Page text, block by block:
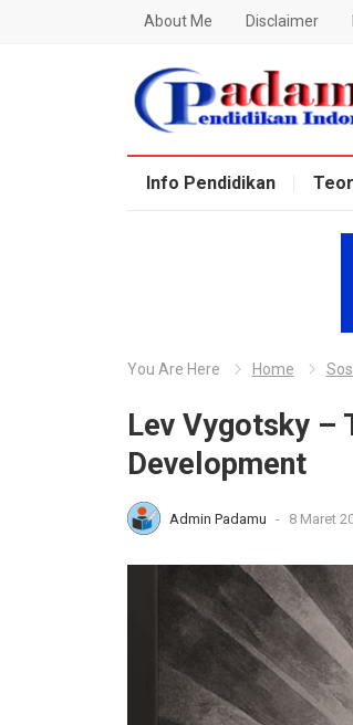
About Me Disclaimer
Blog Padamu
Info Pendidikan
You Are Here Home
Lev Vygotsky –
Development
Admin Padamu - 8 Maret